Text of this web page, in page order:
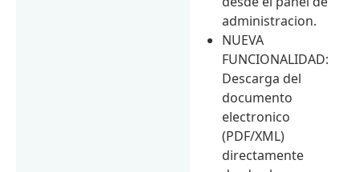
administracion.
NUEVA
FUNCIONALIDAD:
Descarga del
documento
electronico
(PDF/XML)
directamente